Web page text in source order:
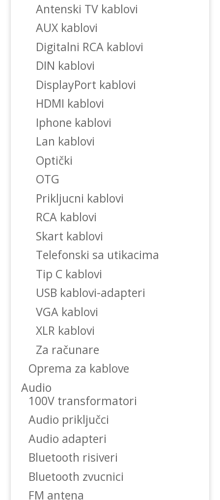
Antenski TV kablovi
AUX kablovi
Digitalni RCA kablovi
DIN kablovi
DisplayPort kablovi
HDMI kablovi
Iphone kablovi
Lan kablovi
Optički
OTG
Prikljucni kablovi
RCA kablovi
Skart kablovi
Telefonski sa utikacima
Tip C kablovi
USB kablovi-adapteri
VGA kablovi
XLR kablovi
Za računare
Oprema za kablove
Audio
100V transformatori
Audio priključci
Audio adapteri
Bluetooth risiveri
Bluetooth zvucnici
FM antena